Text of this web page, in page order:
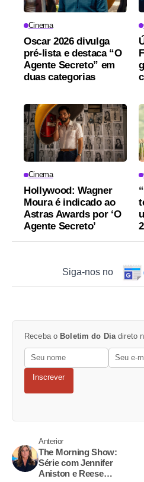
Cinema
Oscar 2026 divulga
pré-lista e destaca “O
Agente Secreto” em
duas categorias
Cinema
Hollywood: Wagner
Moura é indicado ao
Astras Awards por ‘O
Agente Secreto’
Siga-nos no
Receba o Boletim do Diadireto
Inscrever
Anterior
The Morning Show:
Série com Jennifer
Aniston e Reese